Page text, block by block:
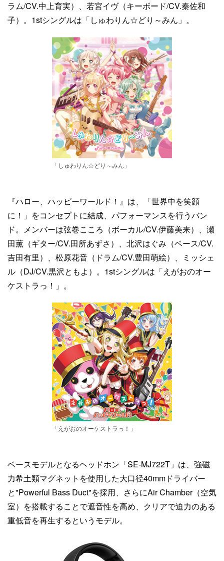
ラム/CV.中上育実）、若宮イヴ（キーボード/CV.秦佐和
子）。1stシングルは「しゅわりん☆どり～みん」。
「しゅわりん☆どり～みん」
『ハロー、ハッピーワールド！』は、「世界中を笑顔
に！」をコンセプトに結成、パフォーマンスを行うバン
ド。メンバーは弦巻こころ（ボーカル/CV.伊藤美来）、瀬
田薫（ギター/CV.田所あずさ）、北沢はぐみ（ベース/CV.
吉田有里）、松原花音（ドラム/CV.豊田萌絵）、ミッシェ
ル（DJ/CV.黒沢ともよ）。1stシングルは「えがおのオー
ケストラっ！」。
「えがおのオーケストラっ！」
ベースモデルとなるヘッドホン「SE-MJ722T」は、強磁
力希土類マグネットを使用した大口径40mmドライバー
と"Powerful Bass Duct"を採用、さらにAir Chamber（空気
室）を搭載することで遮音性を高め、クリアで迫力のある
重低音を再生するというモデル。